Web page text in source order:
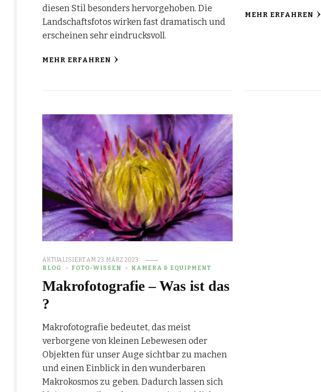
diesen Stil besonders hervorgehoben. Die
Landschaftsfotos wirken fast dramatisch und
erscheinen sehr eindrucksvoll.
MEHR ERFAHREN
MEHR ERFAHREN
AKTUALISIERT AM 23. MÄRZ 2023
BLOG
FOTO-WISSEN KAMERA & EQUIPMENT
Makrofotografie – Was ist das
?
Makrofotografie bedeutet, das meist
verborgene von kleinen Lebewesen oder
Objekten für unser Auge sichtbar zu machen
und einen Einblick in den wunderbaren
Makrokosmos zu geben. Dadurch lassen sich